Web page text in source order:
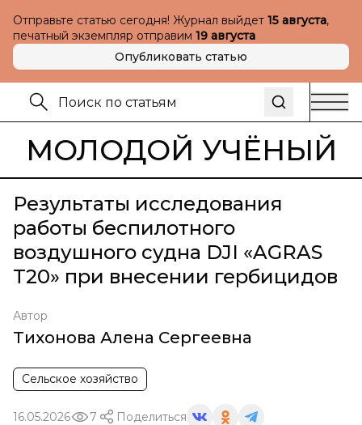
Отправьте статью сегодня! Журнал выйдет 15 августа,
печатный экземпляр отправим 19 августа
Опубликовать статью
МОЛОДОЙ УЧЁНЫЙ
Результаты исследования
работы беспилотного
воздушного судна DJI «AGRAS
T20» при внесении гербицидов
Автор
Тихонова Алена Сергеевна
Сельское хозяйство
16.05.2026 7 Поделиться